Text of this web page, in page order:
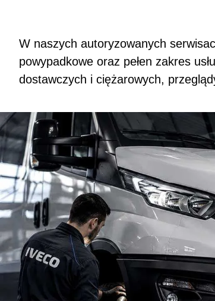
W naszych autoryzowanych
powypadkowe oraz pełen zakres
dostawczych i ciężarowych,